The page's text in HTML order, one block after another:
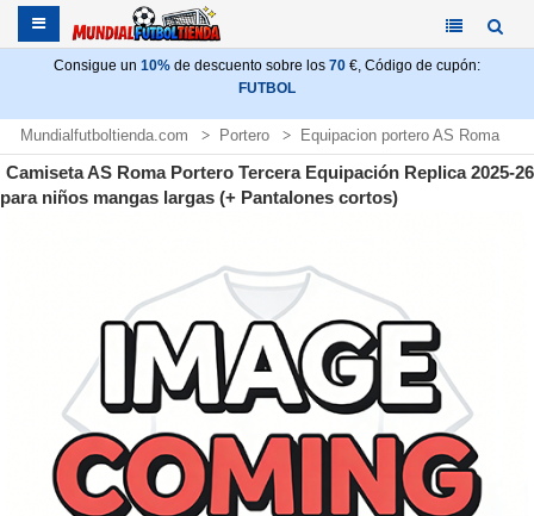
Consigue un 10% de descuento sobre los 70 €, Código de cupón:
FUTBOL
Mundialfutboltienda.com Portero Equipacion portero AS Roma
Camiseta AS Roma Portero Tercera Equipación Replica 2025-26
para niños mangas largas (+ Pantalones cortos)